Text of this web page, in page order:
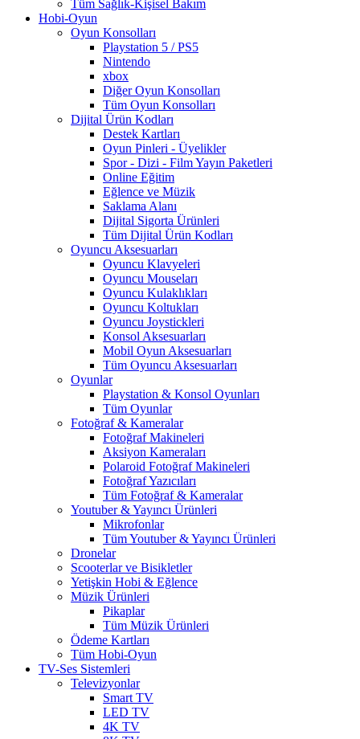
Tüm Sağlık-Kişisel Bakım
Hobi-Oyun
Oyun Konsolları
Playstation 5 / PS5
Nintendo
xbox
Diğer Oyun Konsolları
Tüm Oyun Konsolları
Dijital Ürün Kodları
Destek Kartları
Oyun Pinleri - Üyelikler
Spor - Dizi - Film Yayın Paketleri
Online Eğitim
Eğlence ve Müzik
Saklama Alanı
Dijital Sigorta Ürünleri
Tüm Dijital Ürün Kodları
Oyuncu Aksesuarları
Oyuncu Klavyeleri
Oyuncu Mouseları
Oyuncu Kulaklıkları
Oyuncu Koltukları
Oyuncu Joystickleri
Konsol Aksesuarları
Mobil Oyun Aksesuarları
Tüm Oyuncu Aksesuarları
Oyunlar
Playstation & Konsol Oyunları
Tüm Oyunlar
Fotoğraf & Kameralar
Fotoğraf Makineleri
Aksiyon Kameraları
Polaroid Fotoğraf Makineleri
Fotoğraf Yazıcıları
Tüm Fotoğraf & Kameralar
Youtuber & Yayıncı Ürünleri
Mikrofonlar
Tüm Youtuber & Yayıncı Ürünleri
Dronelar
Scooterlar ve Bisikletler
Yetişkin Hobi & Eğlence
Müzik Ürünleri
Pikaplar
Tüm Müzik Ürünleri
Ödeme Kartları
Tüm Hobi-Oyun
TV-Ses Sistemleri
Televizyonlar
Smart TV
LED TV
4K TV